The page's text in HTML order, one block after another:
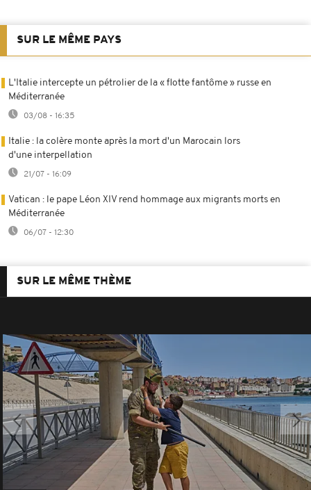
SUR LE MÊME PAYS
L'Italie intercepte un pétrolier de la « flotte fantôme » russe en
Méditerranée
03/08 - 16:35
Italie : la colère monte après la mort d'un Marocain lors
d'une interpellation
21/07 - 16:09
Vatican : le pape Léon XIV rend hommage aux migrants morts en
Méditerranée
06/07 - 12:30
SUR LE MÊME THÈME